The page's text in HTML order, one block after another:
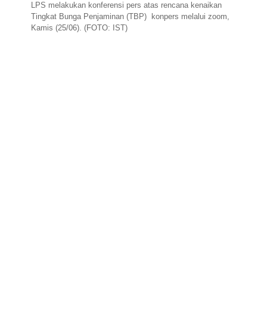
LPS melakukan konferensi pers atas rencana kenaikan
Tingkat Bunga Penjaminan (TBP) konpers melalui zoom,
Kamis (25/06). (FOTO: IST)